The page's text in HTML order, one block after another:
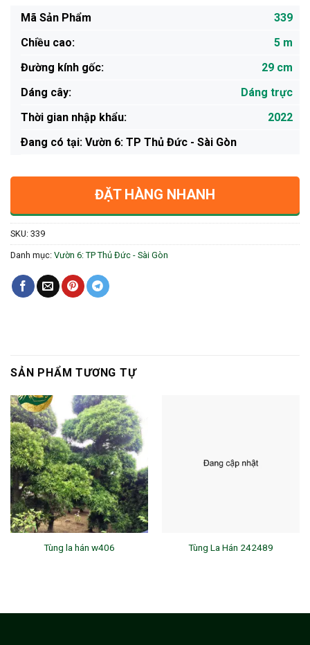
Mã Sản Phẩm
339
Chiều cao:
5 m
Đường kính gốc:
29 cm
Dáng cây:
Dáng trực
Thời gian nhập khẩu:
2022
Ðang có tại: Vườn 6: TP Thủ Đức - Sài Gòn
ĐẶT HÀNG NHANH
SKU: 339
Danh mục: Vườn 6: TP Thủ Đức - Sài Gòn
SẢN PHẨM TƯƠNG TỰ
Tùng la hán w406 Tùng La Hán 242489